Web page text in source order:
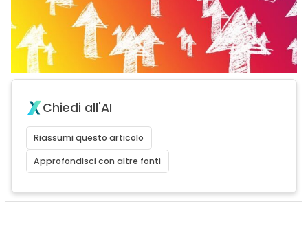
Chiedi all'AI
Riassumi questo articolo
Approfondisci con altre fonti